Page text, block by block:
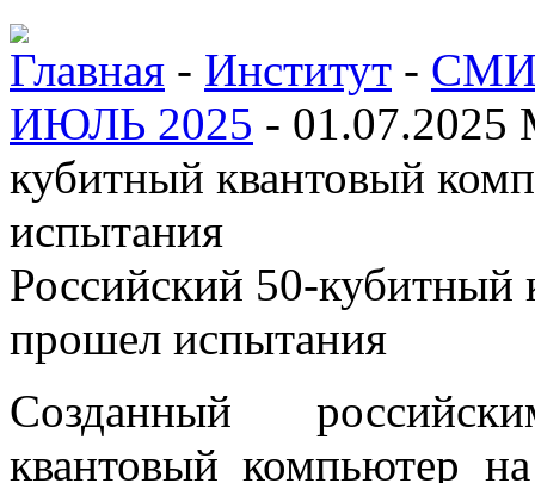
Главная - Институт - СМИ
ИЮЛЬ 2025 - 01.07.2025
кубитный квантовый
испытания
Российский 50-
прошел испытания
Созданный
квантовый компьютер